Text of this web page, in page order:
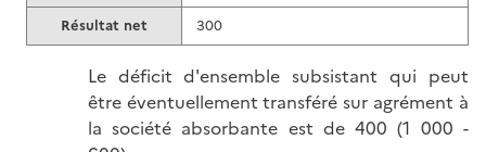
Résultat net
300
Le déficit d'ensemble subsistant qui peut
être éventuellement transféré sur agrément à
la société absorbante est de 400 (1 000 -